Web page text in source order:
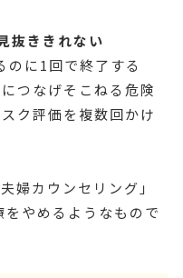
抜ききれない
のに1回で終了する
つなげそこねる危険
ク評価を複数回かけ
婦カウンセリング」
やめるようなもので